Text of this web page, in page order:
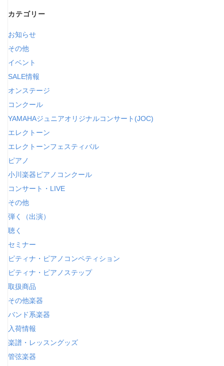
カテゴリー
お知らせ
その他
イベント
SALE情報
オンステージ
コンクール
YAMAHAジュニアオリジナルコンサート(JOC)
エレクトーン
エレクトーンフェスティバル
ピアノ
小川楽器ピアノコンクール
コンサート・LIVE
その他
弾く（出演）
聴く
セミナー
ピティナ・ピアノコンペティション
ピティナ・ピアノステップ
取扱商品
その他楽器
バンド系楽器
入荷情報
楽譜・レッスングッズ
管弦楽器